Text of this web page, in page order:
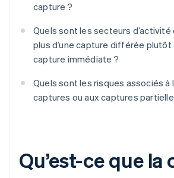
capture ?
Quels sont les secteurs
plus d’une capture différée plutôt
capture immédiate ?
Quels sont les risques associés à
captures ou aux captures
Qu’est-ce que la